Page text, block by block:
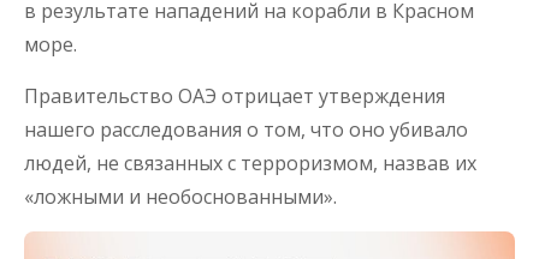
в результате нападений на корабли в Красном
море.
Правительство ОАЭ отрицает утверждения
нашего расследования о том, что оно убивало
людей, не связанных с терроризмом, назвав их
«ложными и необоснованными».